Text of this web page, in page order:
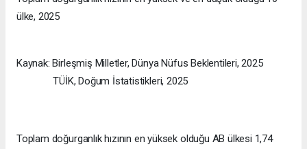
ülke, 2025
Kaynak: Birleşmiş Milletler, Dünya Nüfus Beklentileri, 2025
TÜİK, Doğum İstatistikleri, 2025
Toplam doğurganlık hızının en yüksek olduğu AB ülkesi 1,74